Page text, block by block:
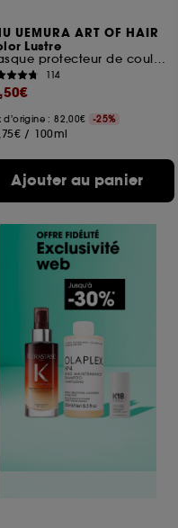
UEMURA ART OF HAIR
Lustre
Masque protecteur de couleur avec de l'extrait de Saké Kasu
114
d'origine : 82,00€ -25%
/ 100ml
Ajouter au panier